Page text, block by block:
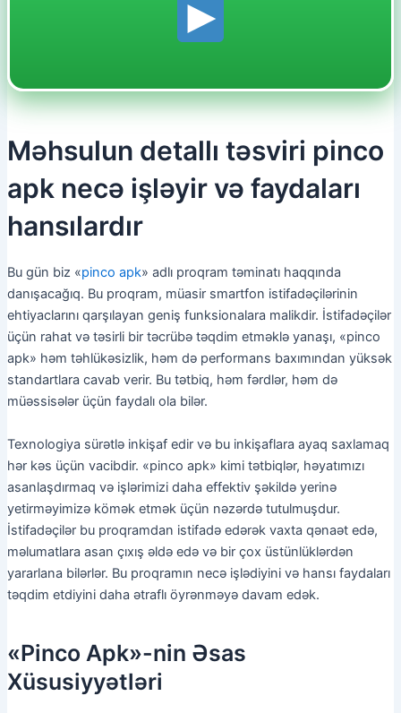
Məhsulun detallı təsviri pinco
apk necə işləyir və faydaları
hansılardır
Bu gün biz «pinco apk» adlı proqram təminatı haqqında
danışacağıq. Bu proqram, müasir smartfon istifadəçilərinin
ehtiyaclarını qarşılayan geniş funksionalara malikdir. İstifadəçilər
üçün rahat və təsirli bir təcrübə təqdim etməklə yanaşı, «pinco
apk» həm təhlükəsizlik, həm də performans baxımından yüksək
standartlara cavab verir. Bu tətbiq, həm fərdlər, həm də
müəssisələr üçün faydalı ola bilər.
Texnologiya sürətlə inkişaf edir və bu inkişaflara ayaq saxlamaq
hər kəs üçün vacibdir. «pinco apk» kimi tətbiqlər, həyatımızı
asanlaşdırmaq və işlərimizi daha effektiv şəkildə yerinə
yetirməyimizə kömək etmək üçün nəzərdə tutulmuşdur.
İstifadəçilər bu proqramdan istifadə edərək vaxta qənaət edə,
məlumatlara asan çıxış əldə edə və bir çox üstünlüklərdən
yararlana bilərlər. Bu proqramın necə işlədiyini və hansı faydaları
təqdim etdiyini daha ətraflı öyrənməyə davam edək.
«Pinco Apk»-nin Əsas
Xüsusiyyətləri